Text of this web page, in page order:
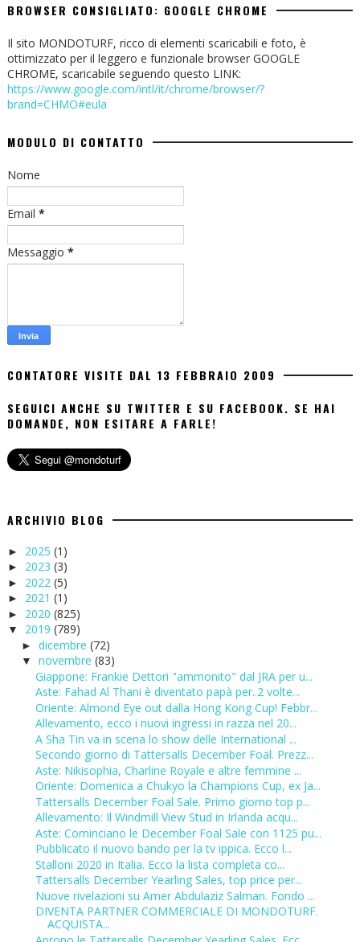
BROWSER CONSIGLIATO: GOOGLE CHROME
Il sito MONDOTURF, ricco di elementi scaricabili e foto, è
ottimizzato per il leggero e funzionale browser GOOGLE
CHROME, scaricabile seguendo questo LINK:
https://www.google.com/intl/it/chrome/browser/?
brand=CHMO#eula
MODULO DI CONTATTO
Nome
Email *
Messaggio *
CONTATORE VISITE DAL 13 FEBBRAIO 2009
SEGUICI ANCHE SU TWITTER E SU FACEBOOK. SE HAI
DOMANDE, NON ESITARE A FARLE!
ARCHIVIO BLOG
► 2025 (1)
► 2023 (3)
► 2022 (5)
► 2021 (1)
► 2020 (825)
▼ 2019 (789)
► dicembre (72)
▼ novembre (83)
Giappone: Frankie Dettori "ammonito" dal JRA per u...
Aste: Fahad Al Thani è diventato papà per..2 volte...
Oriente: Almond Eye out dalla Hong Kong Cup! Febbr...
Allevamento, ecco i nuovi ingressi in razza nel 20...
A Sha Tin va in scena lo show delle International ...
Secondo giorno di Tattersalls December Foal. Prezz...
Aste: Nikisophia, Charline Royale e altre femmine ...
Oriente: Domenica a Chukyo la Champions Cup, ex Ja...
Tattersalls December Foal Sale. Primo giorno top p...
Allevamento: Il Windmill View Stud in Irlanda acqu...
Aste: Cominciano le December Foal Sale con 1125 pu...
Pubblicato il nuovo bando per la tv ippica. Ecco l...
Stalloni 2020 in Italia. Ecco la lista completa co...
Tattersalls December Yearling Sales, top price per...
Nuove rivelazioni su Amer Abdulaziz Salman. Fondo ...
DIVENTA PARTNER COMMERCIALE DI MONDOTURF.
ACQUISTA...